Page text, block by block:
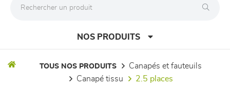
NOS PRODUITS
TOUS NOS PRODUITS
canapés et fauteuils
canapé tissu
2.5 places